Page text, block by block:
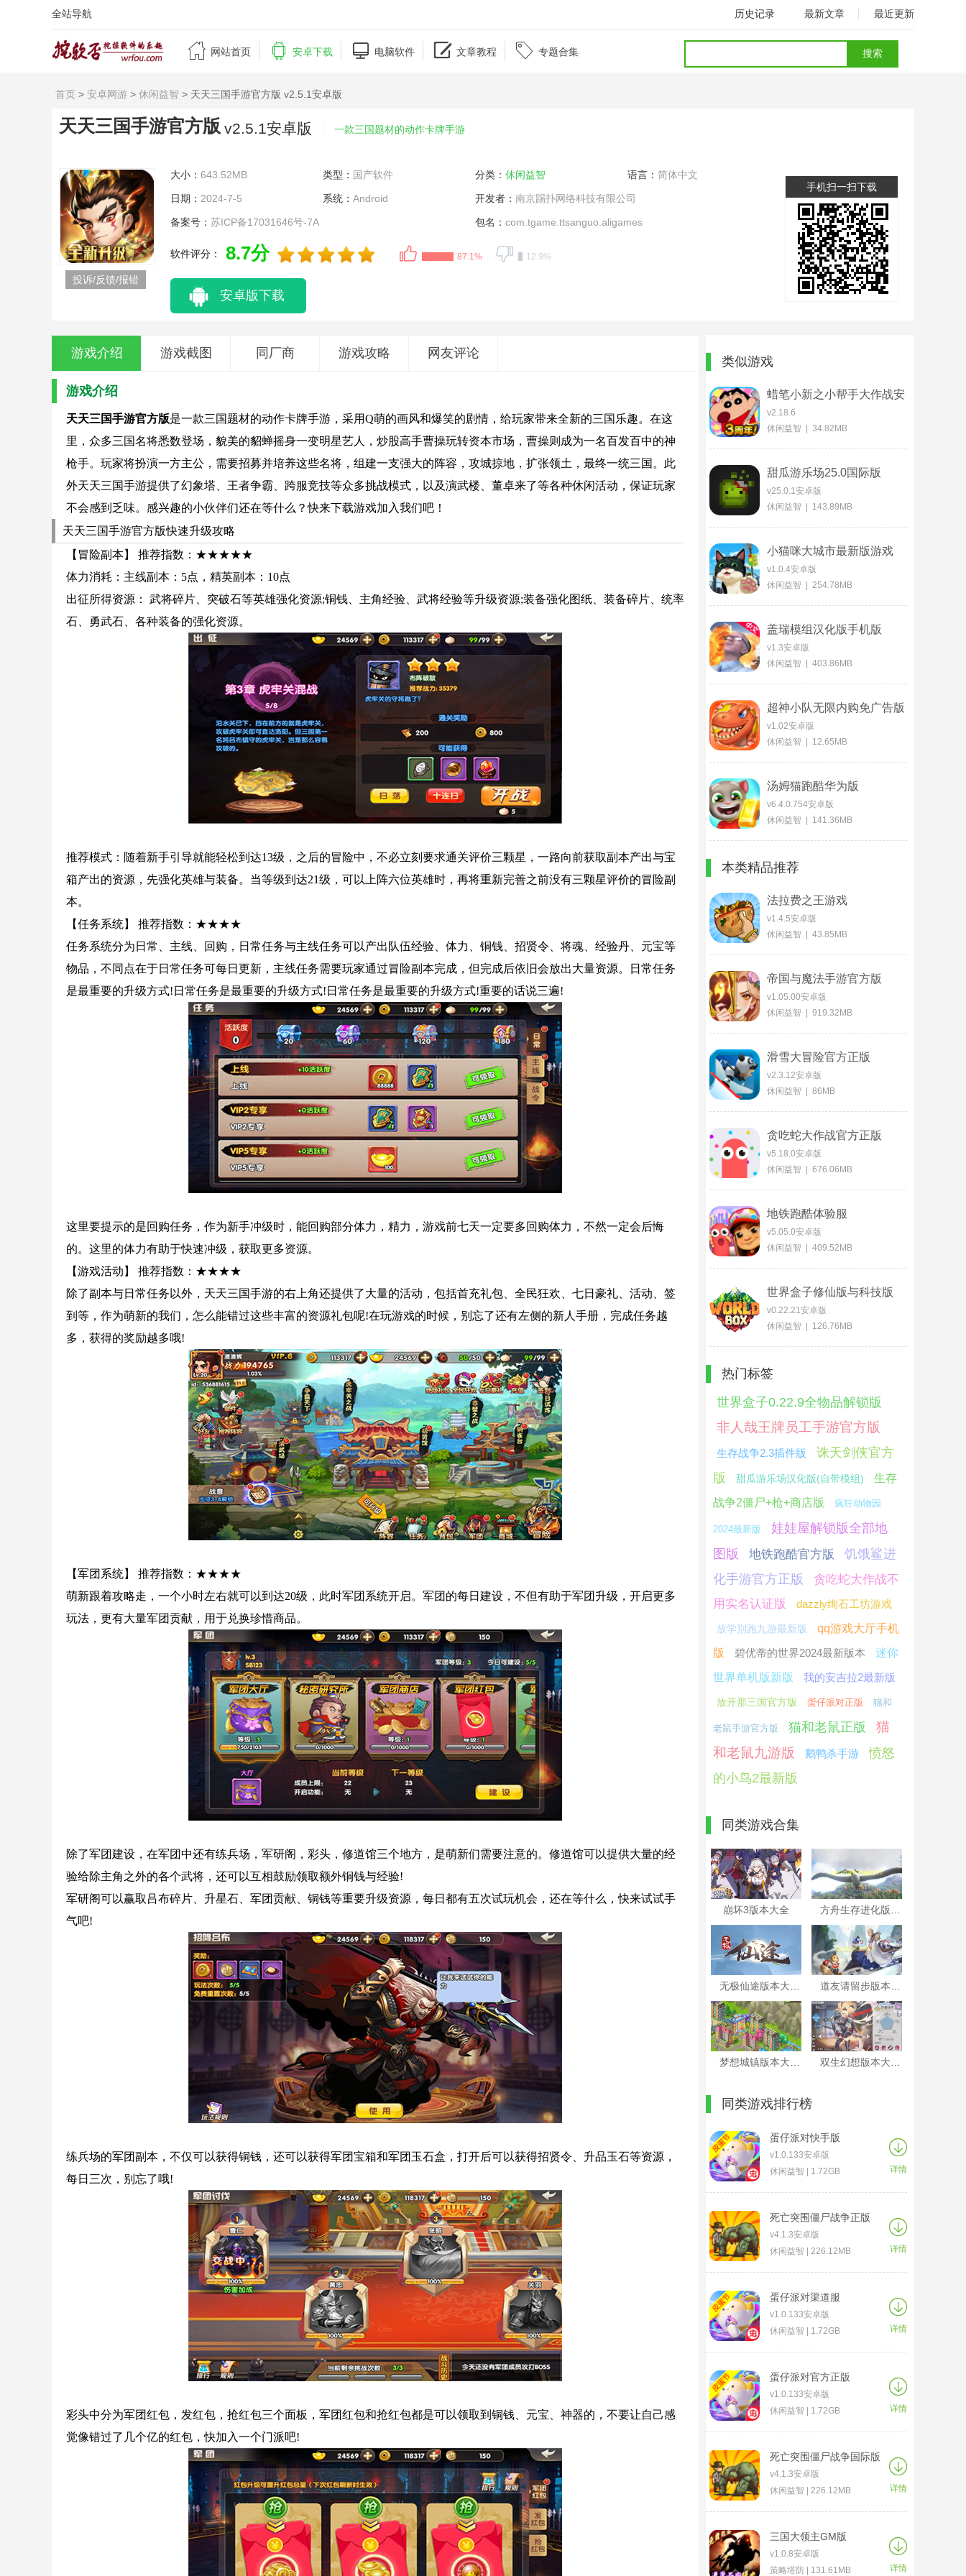
全站导航 历史记录 最新文章 最近更新
 网站首页  安卓下载  电脑软件  文章教程  专题合集
首页 > 安卓网游 > 休闲益智 > 天天三国手游官方版 v2.5.1安卓版
天天三国手游官方版 v2.5.1安卓版 一款三国题材的动作卡牌手游
投诉/反馈/报错
大小： 643.52MB 类型： 国产软件 分类： 休闲益智 语言： 简体中文
日期： 2024-7-5 系统： Android 开发者： 南京踢扑网络科技有限公司
备案号： 苏ICP备17031646号-7A 包名： com.tgame.ttsanguo.aligames
软件评分： 8.7分 87.1% 12.9%
安卓版下载
手机扫一扫下载
游戏介绍 游戏截图 同厂商 游戏攻略 网友评论
游戏介绍
天天三国手游官方版是一款三国题材的动作卡牌手游，采用Q萌的画风和爆笑的剧情，给玩家带来全新的三国乐趣。在这
里，众多三国名将悉数登场，貌美的貂蝉摇身一变明星艺人，炒股高手曹操玩转资本市场，曹操则成为一名百发百中的神
枪手。玩家将扮演一方主公，需要招募并培养这些名将，组建一支强大的阵容，攻城掠地，扩张领土，最终一统三国。此
外天天三国手游提供了幻象塔、王者争霸、跨服竞技等众多挑战模式，以及演武楼、董卓来了等各种休闲活动，保证玩家
不会感到乏味。感兴趣的小伙伴们还在等什么？快来下载游戏加入我们吧！
天天三国手游官方版快速升级攻略
【冒险副本】 推荐指数：★★★★★
体力消耗：主线副本：5点，精英副本：10点
出征所得资源： 武将碎片、突破石等英雄强化资源;铜钱、主角经验、武将经验等升级资源;装备强化图纸、装备碎片、统率
石、勇武石、各种装备的强化资源。
推荐模式：随着新手引导就能轻松到达13级，之后的冒险中，不必立刻要求通关评价三颗星，一路向前获取副本产出与宝
箱产出的资源，先强化英雄与装备。当等级到达21级，可以上阵六位英雄时，再将重新完善之前没有三颗星评价的冒险副
本。
【任务系统】 推荐指数：★★★★
任务系统分为日常、主线、回购，日常任务与主线任务可以产出队伍经验、体力、铜钱、招贤令、将魂、经验丹、元宝等
物品，不同点在于日常任务可每日更新，主线任务需要玩家通过冒险副本完成，但完成后依旧会放出大量资源。日常任务
是最重要的升级方式!日常任务是最重要的升级方式!日常任务是最重要的升级方式!重要的话说三遍!
这里要提示的是回购任务，作为新手冲级时，能回购部分体力，精力，游戏前七天一定要多回购体力，不然一定会后悔
的。这里的体力有助于快速冲级，获取更多资源。
【游戏活动】 推荐指数：★★★★
除了副本与日常任务以外，天天三国手游的右上角还提供了大量的活动，包括首充礼包、全民狂欢、七日豪礼、活动、签
到等，作为萌新的我们，怎么能错过这些丰富的资源礼包呢!在玩游戏的时候，别忘了还有左侧的新人手册，完成任务越
多，获得的奖励越多哦!
【军团系统】 推荐指数：★★★★
萌新跟着攻略走，一个小时左右就可以到达20级，此时军团系统开启。军团的每日建设，不但有助于军团升级，开启更多
玩法，更有大量军团贡献，用于兑换珍惜商品。
除了军团建设，在军团中还有练兵场，军研阁，彩头，修道馆三个地方，是萌新们需要注意的。修道馆可以提供大量的经
验给除主角之外的各个武将，还可以互相鼓励领取额外铜钱与经验!
军研阁可以赢取吕布碎片、升星石、军团贡献、铜钱等重要升级资源，每日都有五次试玩机会，还在等什么，快来试试手
气吧!
练兵场的军团副本，不仅可以获得铜钱，还可以获得军团宝箱和军团玉石盒，打开后可以获得招贤令、升品玉石等资源，
每日三次，别忘了哦!
彩头中分为军团红包，发红包，抢红包三个面板，军团红包和抢红包都是可以领取到铜钱、元宝、神器的，不要让自己感
觉像错过了几个亿的红包，快加入一个门派吧!
类似游戏
蜡笔小新之小帮手大作战安
卓版
v2.18.6
休闲益智 | 34.82MB
甜瓜游乐场25.0国际版
v25.0.1安卓版
休闲益智 | 143.89MB
小猫咪大城市最新版游戏
v1.0.4安卓版
休闲益智 | 254.78MB
盖瑞模组汉化版手机版
v1.3安卓版
休闲益智 | 403.86MB
超神小队无限内购免广告版
v1.02安卓版
休闲益智 | 12.65MB
汤姆猫跑酷华为版
v6.4.0.754安卓版
休闲益智 | 141.36MB
本类精品推荐
法拉费之王游戏
v1.4.5安卓版
休闲益智 | 43.85MB
帝国与魔法手游官方版
v1.05.00安卓版
休闲益智 | 919.32MB
滑雪大冒险官方正版
v2.3.12安卓版
休闲益智 | 86MB
贪吃蛇大作战官方正版
v5.18.0安卓版
休闲益智 | 676.06MB
地铁跑酷体验服
v5.05.0安卓版
休闲益智 | 409.52MB
世界盒子修仙版与科技版
mod版
v0.22.21安卓版
休闲益智 | 126.76MB
热门标签
世界盒子0.22.9全物品解锁版
非人哉王牌员工手游官方版
生存战争2.3插件版
诛天剑侠官方
版
甜瓜游乐场汉化版(自带模组)
生存
战争2僵尸+枪+商店版
疯狂动物园
2024最新版
娃娃屋解锁版全部地
图版
地铁跑酷官方版
饥饿鲨进
化手游官方正版
贪吃蛇大作战不
用实名认证版
dazzly绚石工坊游戏
放学别跑九游最新版
qq游戏大厅手机
版
碧优蒂的世界2024最新版本
迷你
世界单机版新版
我的安吉拉2最新版
放开那三国官方版 蛋仔派对正版 猫和
老鼠手游官方版 猫和老鼠正版
猫
和老鼠九游版
鹅鸭杀手游
愤怒
的小鸟2最新版
同类游戏合集
崩坏3版本大全
同类游戏排行榜
蛋仔派对快手版
v1.0.133安卓版
休闲益智 | 1.72GB
详情
死亡突围僵尸战争正版
v4.1.3安卓版
休闲益智 | 226.12MB
详情
蛋仔派对渠道服
v1.0.133安卓版
休闲益智 | 1.72GB
详情
蛋仔派对官方正版
v1.0.133安卓版
休闲益智 | 1.72GB
详情
死亡突围僵尸战争国际版
v4.1.3安卓版
休闲益智 | 226.12MB
详情
三国大领主GM版
v1.0.8安卓版
策略塔防 | 131.61MB
详情